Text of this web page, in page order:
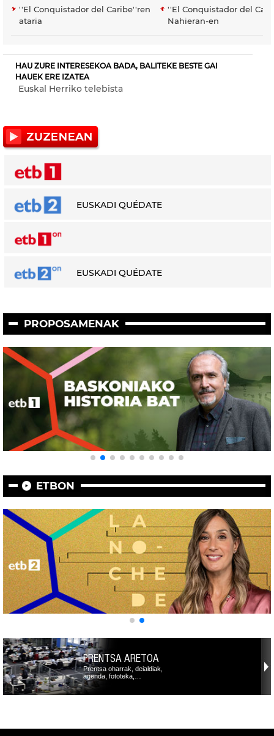
''El Conquistador del Caribe''ren
ataria
''El Conquistador del
Nahieran-en
HAU ZURE INTERESEKOA BADA, BALITEKE BESTE GAI
HAUEK ERE IZATEA
Euskal Herriko telebista
EUSKADI QUÉDATE
EUSKADI QUÉDATE
PROPOSAMENAK
ETBON
PRENTSA ARETOA
Prentsa oharrak, deialdiak,
agenda, fototeka,…